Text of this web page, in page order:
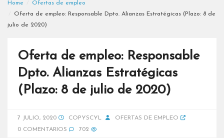
Home
Ofertas de empleo
Oferta de empleo: Responsable Dpto. Alianzas Estratégicas (Plazo: 8 de
julio de 2020)
Oferta de empleo: Responsable
Dpto. Alianzas Estratégicas
(Plazo: 8 de julio de 2020)
7 JULIO, 2020 COPYSCYL
OFERTAS DE EMPLEO
0 COMENTARIOS
702